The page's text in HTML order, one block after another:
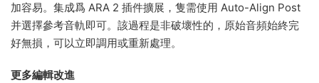
加容易。集成爲 ARA 2 插件擴展，隻需使用 Auto-Align Post
并選擇參考音軌即可。該過程是非破壞性的，原始音頻始終完
好無損，可以立即調用或重新處理。
更多編輯改進